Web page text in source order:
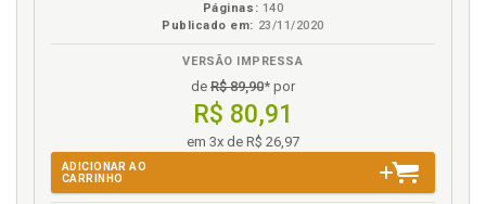
Páginas: 140
Publicado em: 23/11/2020
VERSÃO IMPRESSA
de R$ 89,90* por
R$ 80,91
em 3x de R$ 26,97
ADICIONAR AO
CARRINHO